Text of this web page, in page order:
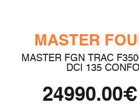
MASTER
MASTER FGN TRAC
DCI 135
24990.00€